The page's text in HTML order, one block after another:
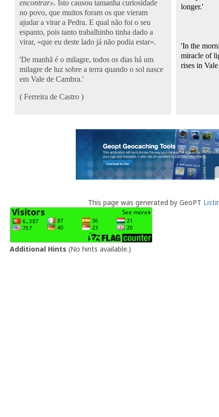
encontrar». Isto causou tamanha curiosidade
no povo, que muitos foram os que vieram
ajudar a virar a Pedra. E qual não foi o seu
espanto, pois tanto trabalhinho tinha dado a
virar, «que eu deste lado já não podia estar».
'De manhã é o milagre, todos os dias há um
milagre de luz sobre a terra quando o sol nasce
em Vale de Cambra.'
( Ferreira de Castro )
longer.'
'In the
miracle of
rises in
This page was generated by GeoPT
Additional Hints (No hints available.)